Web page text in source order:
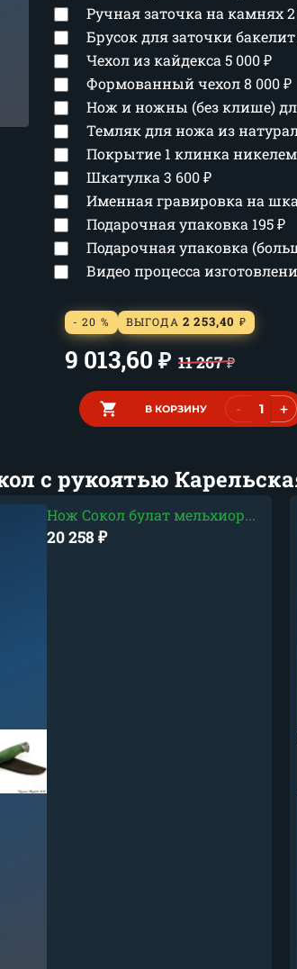
Ручная заточка на камнях
Брусок для заточки бакелит
Чехол из кайдекса 5 000₽
Формованный чехол8 000₽
Нож и ножны (без клише)
Темляк для ножа из
Покрытие 1 клинка
Шкатулка 3 600₽
Именная гравировка на
Подарочная упаковка 195₽
Подарочная упаковка
Видео процесса
- 20 % ВЫГОДА 2 253,40 ₽
9 013,60 ₽ 11 267₽
В КОРЗИНУ - +
с рукоятью
Нож Сокол булат мельхиор...
20 258 ₽